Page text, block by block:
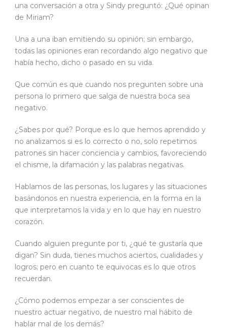
una conversación a otra y Sindy preguntó: ¿Qué opinan
de Miriam?
Una a una iban emitiendo su opinión; sin embargo,
todas las opiniones eran recordando algo negativo que
había hecho, dicho o pasado en su vida.
Que común es que cuando nos pregunten sobre una
persona lo primero que salga de nuestra boca sea
negativo.
¿Sabes por qué? Porque es lo que hemos aprendido y
no analizamos si es lo correcto o no, solo repetimos
patrones sin hacer conciencia y cambios, favoreciendo
el chisme, la difamación y las palabras negativas.
Hablamos de las personas, los lugares y las situaciones
basándonos en nuestra experiencia, en la forma en la
que interpretamos la vida y en lo que hay en nuestro
corazón.
Cuando alguien pregunte por ti, ¿qué te gustaría que
digan? Sin duda, tienes muchos aciertos, cualidades y
logros; pero en cuanto te equivocas es lo que otros
recuerdan.
¿Cómo podemos empezar a ser conscientes de
nuestro actuar negativo, de nuestro mal hábito de
hablar mal de los demás?